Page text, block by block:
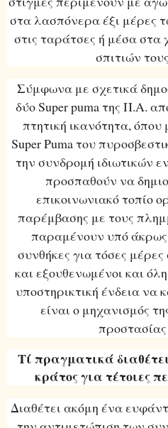
στα λασπόνερα έξι μέρες
στις ταράτσες ή μέσα
σπιτιών
Σύμφωνα με σχετικά
δύο Super puma της Π.Α.
πτητική ικανότητα, όπου
Super Puma του
την συνδρομή ιδιωτικών
προσπαθούν να
επικοινωνιακό τοπίο
παρέμβασης με τους
παραμένουν υπό άκρως
συνθήκες για τόσες
και εξουθενωμένοι και
υποστηρικτική ένδεια να
είναι ο μηχανισμός
Τί πραγματικά
κράτος για τέτοιες
Διαθέτει ακόμη ένα